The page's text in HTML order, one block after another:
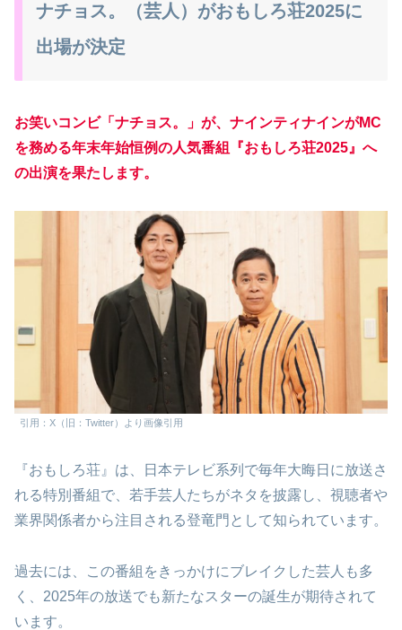
ナチョス。（芸人）がおもしろ荘2025に
出場が決定
お笑いコンビ「ナチョス。」が、ナインティナインがMC
を務める年末年始恒例の人気番組『おもしろ荘2025』へ
の出演を果たします。
引用：X（旧：Twitter）より画像引用
『おもしろ荘』は、日本テレビ系列で毎年大晦日に放送さ
れる特別番組で、若手芸人たちがネタを披露し、視聴者や
業界関係者から注目される登竜門として知られています。
過去には、この番組をきっかけにブレイクした芸人も多
く、2025年の放送でも新たなスターの誕生が期待されて
います。